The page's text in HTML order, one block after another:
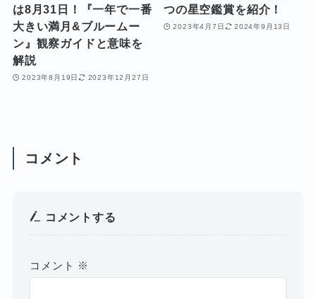
は8月31日！『一年で一番
大きい満月&ブルームー
ン』観察ガイドと意味を
解説
2023年8月19日 2023年12月27日
つの星空鑑賞を紹介！
2023年4月7日 2024年9月13日
コメント
コメントする
コメント ※